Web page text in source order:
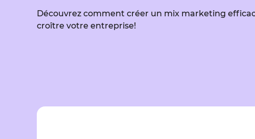
Découvrez comment créer un mix marketing
croître votre entreprise!